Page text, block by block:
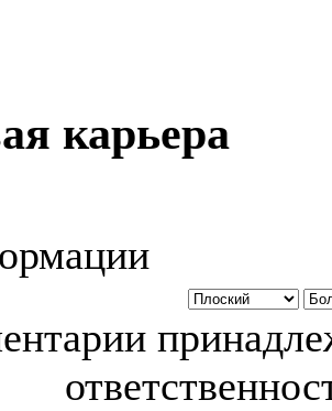
карьера